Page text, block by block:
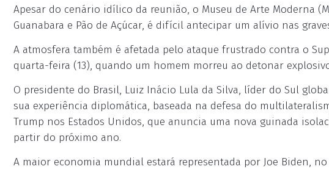
Apesar do cenário idílico da reunião, o Museu de Arte Moderna
Guanabara e Pão de Açúcar, é difícil antecipar um alívio nas
A atmosfera também é afetada pelo ataque frustrado contra o
quarta-feira (13), quando um homem morreu ao detonar
O presidente do Brasil, Luiz Inácio Lula da Silva, líder do Sul
sua experiência diplomática, baseada na defesa do
Trump nos Estados Unidos, que anuncia uma nova guinada
partir do próximo ano.
A maior economia mundial estará representada por Joe Biden,